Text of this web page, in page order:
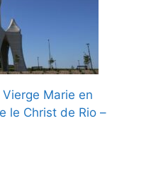
Marie en
le Christ de Rio –